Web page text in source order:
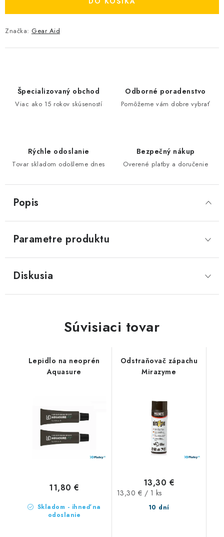
Značka: Gear Aid
Špecializovaný obchod
Viac ako 15 rokov skúseností
Odborné poradenstvo
Pomôžeme vám dobre vybrať
Rýchle odoslanie
Tovar skladom odošleme dnes
Bezpečný nákup
Overené platby a doručenie
Popis
Parametre produktu
Diskusia
Súvisiaci tovar
Lepidlo na neoprén
Aquasure
Skladom - ihneď na
odoslanie
11,80 €
Odstraňovač zápachu
Mirazyme
10 dní
13,30 €
Jednotková
13,30 € / 1 ks